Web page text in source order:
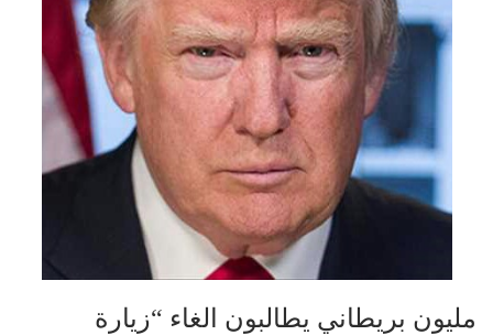
مليون بريطاني يطالبون الغاء “زيارة